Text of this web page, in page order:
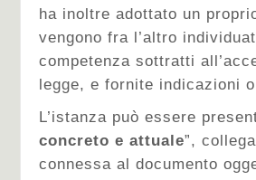
ha inoltre adottato un
vengono fra l’altro
competenza sottratti
legge, e fornite indicazioni
L’istanza può essere
concreto e attuale”,
connessa al documento